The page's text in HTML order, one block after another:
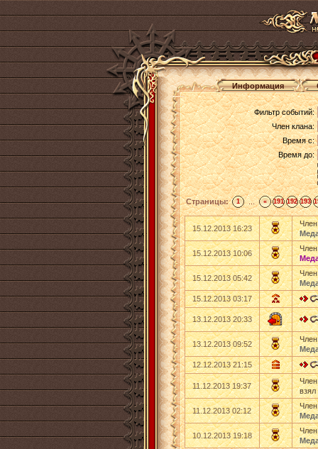
Информация
Фильтр событий:
Член клана:
Время с:
Время до:
Страницы: 1 ... « 191 192 193
15.12.2013 16:23
15.12.2013 10:06
15.12.2013 05:42
15.12.2013 03:17
13.12.2013 20:33
13.12.2013 09:52
12.12.2013 21:15
11.12.2013 19:37
взял
11.12.2013 02:12
10.12.2013 19:18